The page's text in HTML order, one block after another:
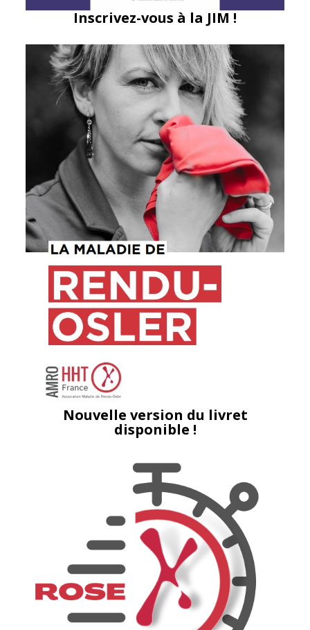
Inscrivez-vous à la JIM !
Nouvelle version du livret
disponible !